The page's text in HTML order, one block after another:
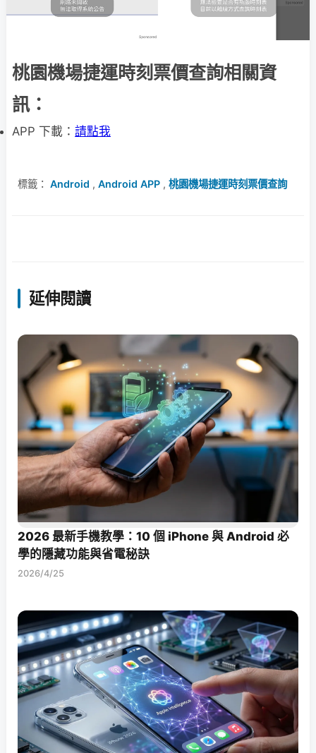
桃園機場捷運時刻票價查詢相關資
訊：
APP 下載： 請點我
標籤： Android , Android APP , 桃園機場捷運時刻票價查詢
延伸閱讀
2026 最新手機教學：10 個 iPhone 與 Android 必
學的隱藏功能與省電秘訣
2026/4/25